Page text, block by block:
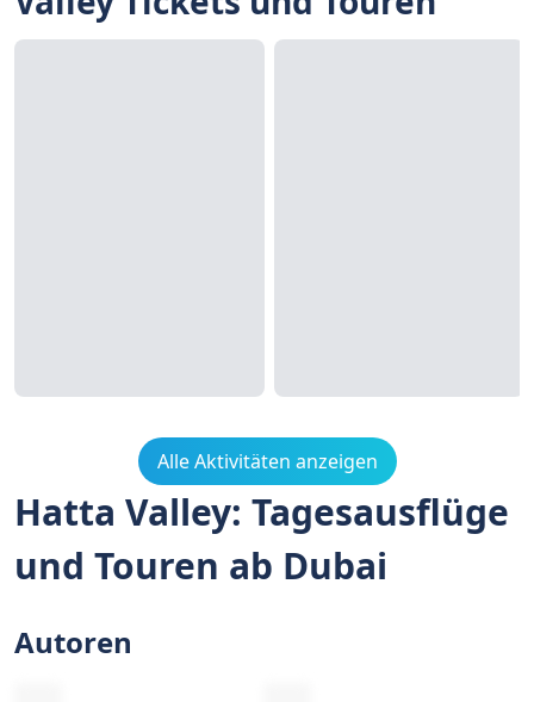
Alle Aktivitäten anzeigen
Hatta Valley: Tagesausflüge
und Touren ab Dubai
Autoren